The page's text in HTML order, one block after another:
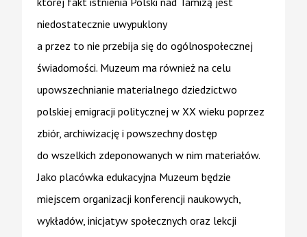
niedostatecznie uwypuklony
a przez to nie przebija się do ogólnospołecznej
świadomości. Muzeum ma również na celu
upowszechnianie materialnego dziedzictwo
polskiej emigracji politycznej w XX wieku poprzez
zbiór, archiwizację i powszechny dostęp
do wszelkich zdeponowanych w nim materiałów.
Jako placówka edukacyjna Muzeum będzie
miejscem organizacji konferencji naukowych,
wykładów, inicjatyw społecznych oraz lekcji